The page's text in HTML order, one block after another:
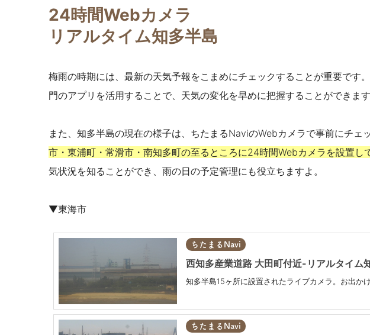
24時間Webカメラ
リアルタイム知多半島
梅雨の時期には、最新の天気予報をこまめにチェックすることが重要です。
門のアプリを活用することで、天気の変化を早めに把握することができます
また、知多半島の現在の様子は、ちたまるNaviのWebカメラで事前にチェ
市・東浦町・常滑市・南知多町の至るところに24時間Webカメラを設置し
気状況を知ることができ、雨の日の予定管理にも役立ちますよ。
▼東海市
ちたまるNavi
西知多産業道路 大田町付近-リアルタイム
知多半島15ヶ所に設置されたライブカメラ。お出か
ちたまるNavi